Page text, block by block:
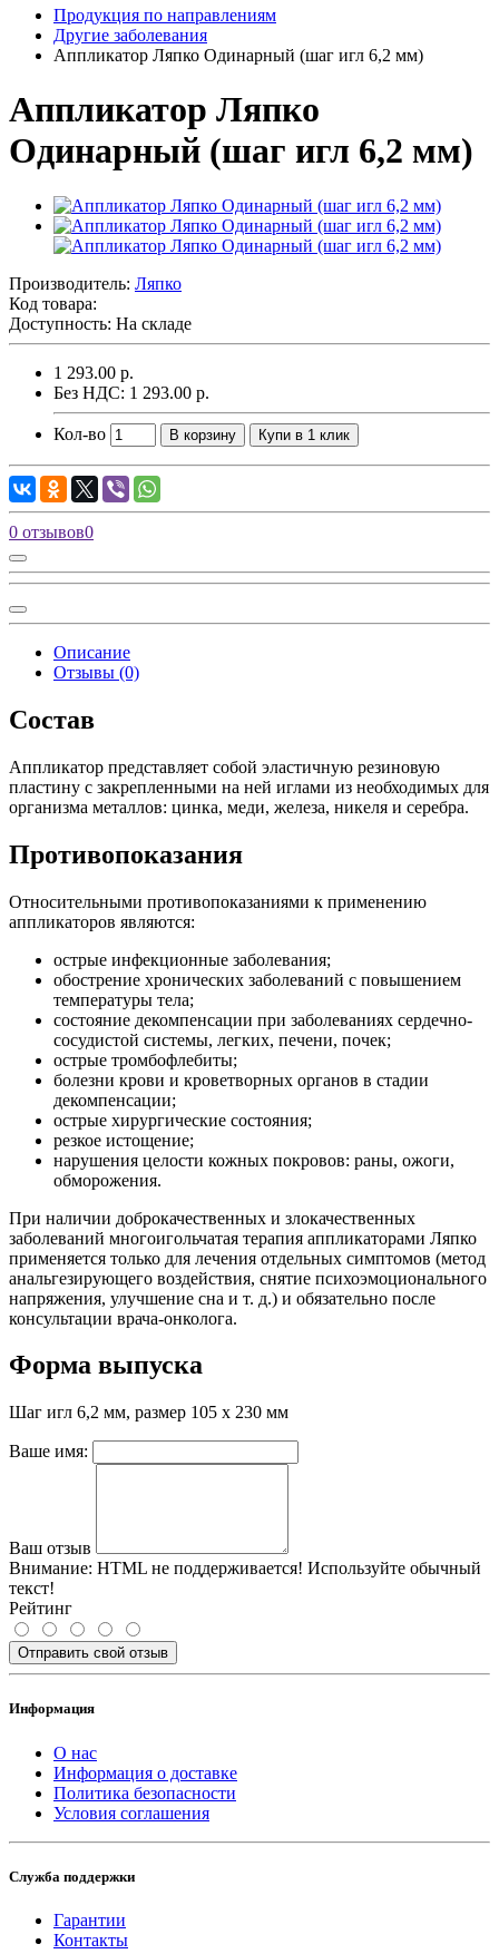
Продукция по направлениям
Другие заболевания
Аппликатор Ляпко Одинарный (шаг игл 6,2 мм)
Аппликатор Ляпко
Одинарный (шаг игл 6,2 мм)
Производитель: Ляпко
Код товара:
Доступность: На складе
1 293.00 р.
Без НДС: 1 293.00 р.
Кол-во В корзину Купи в 1 клик
0 отзывов0
Описание
Отзывы (0)
Состав
Аппликатор представляет собой эластичную резиновую
пластину c закрепленными на ней иглами из необходимых для
организма металлов: цинка, меди, железа, никеля и серебра.
Противопоказания
Относительными противопоказаниями к применению
аппликаторов являются:
острые инфекционные заболевания;
обострение хронических заболеваний с повышением
температуры тела;
состояние декомпенсации при заболеваниях сердечно-
сосудистой системы, легких, печени, почек;
острые тромбофлебиты;
болезни крови и кроветворных органов в стадии
декомпенсации;
острые хирургические состояния;
резкое истощение;
нарушения целости кожных покровов: раны, ожоги,
обморожения.
При наличии доброкачественных и злокачественных
заболеваний многоигольчатая терапия аппликаторами Ляпко
применяется только для лечения отдельных симптомов (метод
анальгезирующего воздействия, снятие психоэмоционального
напряжения, улучшение сна и т. д.) и обязательно после
консультации врача-онколога.
Форма выпуска
Шаг игл 6,2 мм, размер 105 х 230 мм
Ваше имя:
Ваш отзыв
Внимание: HTML не поддерживается! Используйте обычный
текст!
Рейтинг
Отправить свой отзыв
Информация
О нас
Информация о доставке
Политика безопасности
Условия соглашения
Служба поддержки
Гарантии
Контакты